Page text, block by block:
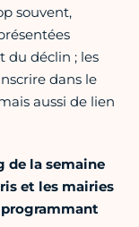
souvent,
du déclin ; les
dans le
aussi de lien
de la semaine
et les mairies